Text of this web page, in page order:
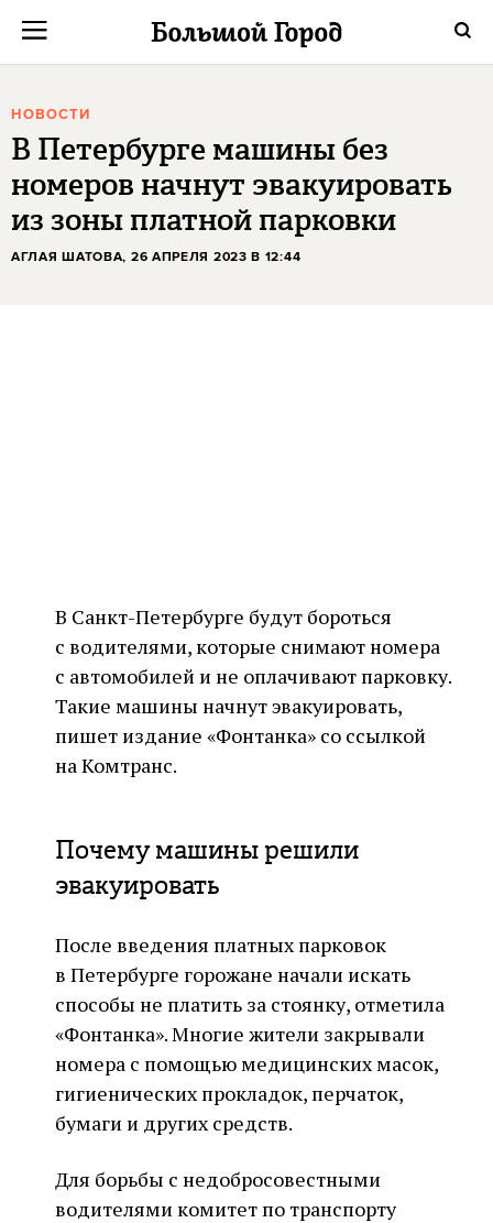
НОВОСТИ
В Петербурге машины без
номеров начнут эвакуировать
из зоны платной парковки
АГЛАЯ ШАТОВА, 26 АПРЕЛЯ 2023 В 12:44
В Санкт-Петербурге будут бороться
с водителями, которые снимают номера
с автомобилей и не оплачивают парковку.
Такие машины начнут эвакуировать,
пишет издание «Фонтанка» со ссылкой
на Комтранс.
Почему машины решили
эвакуировать
После введения платных парковок
в Петербурге горожане начали искать
способы не платить за стоянку, отметила
«Фонтанка». Многие жители закрывали
номера с помощью медицинских масок,
гигиенических прокладок, перчаток,
бумаги и других средств.
Для борьбы с недобросовестными
водителями комитет по транспорту